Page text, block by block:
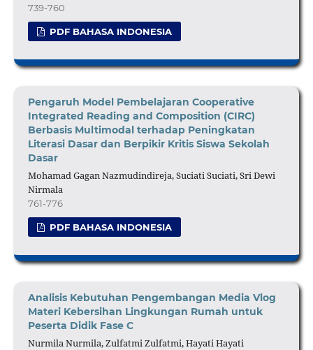
739-760
PDF BAHASA INDONESIA
Pengaruh Model Pembelajaran Cooperative
Integrated Reading and Composition (CIRC)
Berbasis Multimodal terhadap Peningkatan
Literasi Dasar dan Berpikir Kritis Siswa Sekolah
Dasar
Mohamad Gagan Nazmudindireja, Suciati Suciati, Sri Dewi
Nirmala
761-776
PDF BAHASA INDONESIA
Analisis Kebutuhan Pengembangan Media Vlog
Materi Kebersihan Lingkungan Rumah untuk
Peserta Didik Fase C
Nurmila Nurmila, Zulfatmi Zulfatmi, Hayati Hayati